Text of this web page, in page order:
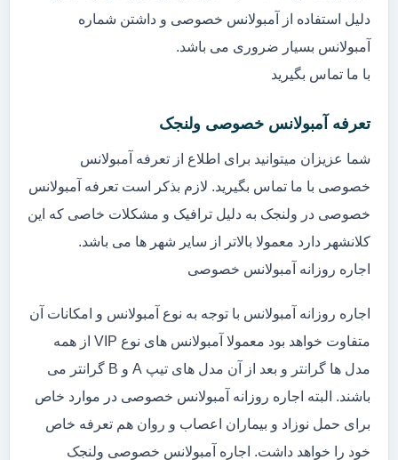
دلیل استفاده از آمبولانس خصوصی و داشتن شماره
آمبولانس بسیار ضروری می باشد.
با ما تماس بگیرید
تعرفه آمبولانس خصوصی ولنجک
شما عزیزان میتوانید برای اطلاع از تعرفه آمبولانس
خصوصی با ما تماس بگیرید. لازم بذکر است تعرفه آمبولانس
خصوصی در ولنجک به دلیل ترافیک و مشکلات خاصی که این
کلانشهر دارد معمولا بالاتر از سایر شهر ها می باشد.
اجاره روزانه آمبولانس خصوصی
اجاره روزانه آمبولانس با توجه به نوع آمبولانس و امکانات آن
متفاوت خواهد بود معمولا آمبولانس های نوع VIP از همه
مدل ها گرانتر و بعد از آن مدل های تیپ A و B گرانتر می
باشند. البته اجاره روزانه آمبولانس خصوصی در موارد خاص
برای حمل نوزاد و بیماران اعصاب و روان هم تعرفه خاص
خود را خواهد داشت. اجاره آمبولانس خصوصی ولنجک